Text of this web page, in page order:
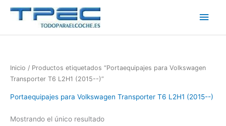
Inicio / Productos etiquetados “Portaequipajes para Volkswagen
Transporter T6 L2H1 (2015--)”
Portaequipajes para Volkswagen Transporter T6 L2H1 (2015--)
Mostrando el único resultado